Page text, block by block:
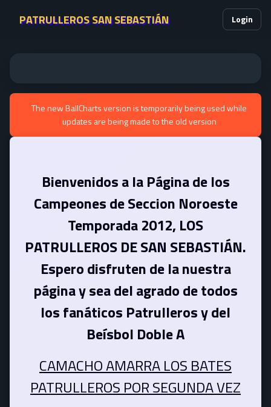
PATRULLEROS SAN SEBASTIÁN Login
The new BallCharts version is temporarily being used while
updates are being made to the old version
Bienvenidos a la Página de los
Campeones de Seccion Noroeste
Temporada 2012, LOS
PATRULLEROS DE SAN SEBASTIÁN.
Espero disfruten de la nuestra
página y sea del agrado de todos
los fanáticos Patrulleros y del
Beísbol Doble A
CAMACHO AMARRA LOS BATES
PATRULLEROS POR SEGUNDA VEZ